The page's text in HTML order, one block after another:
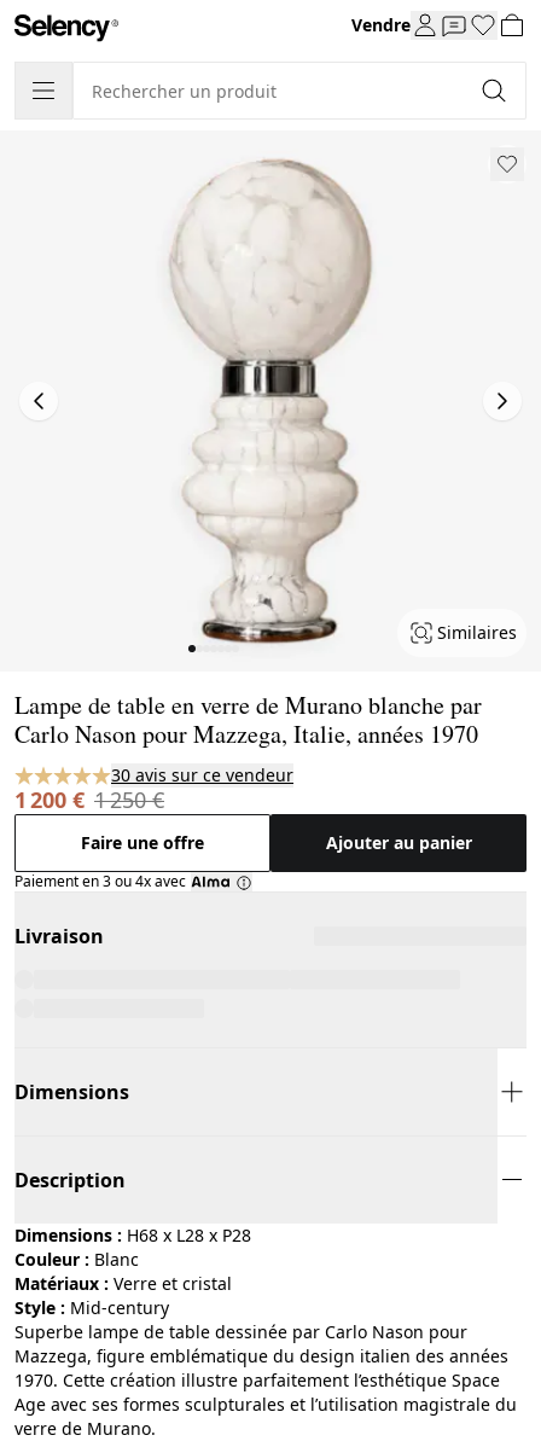
Vendre
Similaires
Lampe de table en verre de Murano blanche par
Carlo Nason pour Mazzega, Italie, années 1970
30 avis sur ce vendeur
1 200 € 1 250 €
Faire une offre Ajouter au panier
Paiement en 3 ou 4x avec
Livraison
Dimensions
Description
Dimensions : H68 x L28 x P28
Couleur :
blanc
Matériaux :
verre et cristal
Style :
mid-century
Superbe lampe de table dessinée par Carlo Nason pour
Mazzega, figure emblématique du design italien des années
1970. Cette création illustre parfaitement l’esthétique Space
Age avec ses formes sculpturales et l’utilisation magistrale du
verre de Murano.